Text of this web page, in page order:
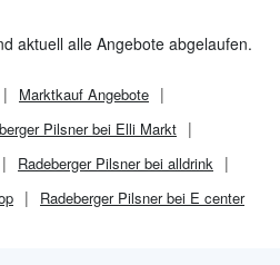
aktuell alle Angebote abgelaufen.
Marktkauf Angebote
Pilsner bei Elli Markt
Radeberger Pilsner bei alldrink
Radeberger Pilsner bei E center